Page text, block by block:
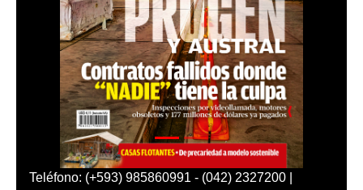
Teléfono: (+593) 985860991 - (042) 2327200 |